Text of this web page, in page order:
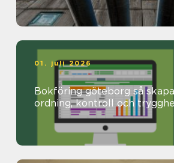
01. juli 2026
Bokföring göteborg så skapar företag
ordning, kontroll och